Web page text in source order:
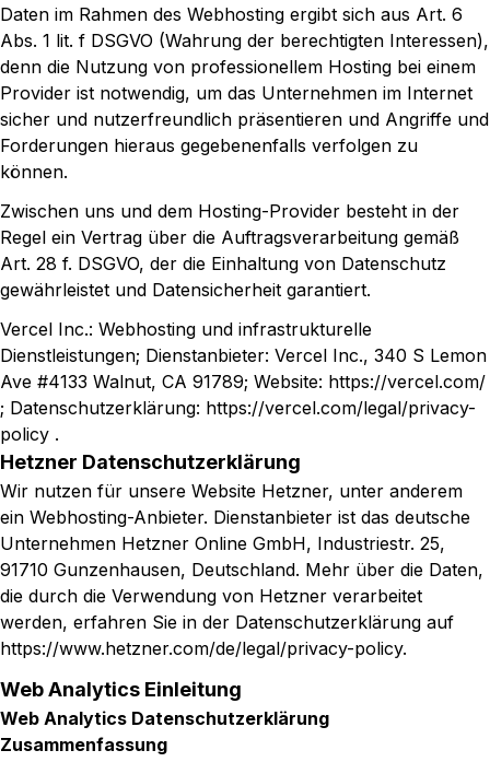
Daten im Rahmen des Webhosting ergibt sich aus Art. 6
Abs. 1 lit. f DSGVO (Wahrung der berechtigten Interessen),
denn die Nutzung von professionellem Hosting bei einem
Provider ist notwendig, um das Unternehmen im Internet
sicher und nutzerfreundlich präsentieren und Angriffe und
Forderungen hieraus gegebenenfalls verfolgen zu
können.
Zwischen uns und dem Hosting-Provider besteht in der
Regel ein Vertrag über die Auftragsverarbeitung gemäß
Art. 28 f. DSGVO, der die Einhaltung von Datenschutz
gewährleistet und Datensicherheit garantiert.
Vercel Inc.: Webhosting und infrastrukturelle
Dienstleistungen; Dienstanbieter: Vercel Inc., 340 S Lemon
Ave #4133 Walnut, CA 91789; Website: https://vercel.com/
; Datenschutzerklärung: https://vercel.com/legal/privacy-
policy .
Hetzner Datenschutzerklärung
Wir nutzen für unsere Website Hetzner, unter anderem
ein Webhosting-Anbieter. Dienstanbieter ist das deutsche
Unternehmen Hetzner Online GmbH, Industriestr. 25,
91710 Gunzenhausen, Deutschland. Mehr über die Daten,
die durch die Verwendung von Hetzner verarbeitet
werden, erfahren Sie in der Datenschutzerklärung auf
https://www.hetzner.com/de/legal/privacy-policy.
Web Analytics Einleitung
Web Analytics Datenschutzerklärung
Zusammenfassung